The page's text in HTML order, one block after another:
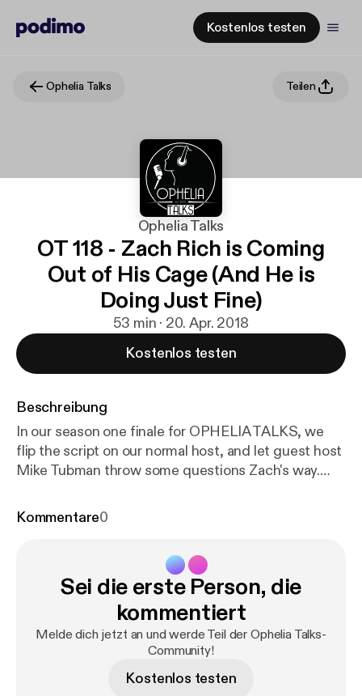
Kostenlos testen
Ophelia Talks Teilen
Ophelia Talks
OT 118 - Zach Rich is Coming
Out of His Cage (And He is
Doing Just Fine)
53 min · 20. Apr. 2018
Kostenlos testen
Beschreibung
In our season one finale for OPHELIA TALKS, we
flip the script on our normal host, and let guest host
Mike Tubman throw some questions Zach's way.
feel over the past season. The pair discuss some of
stems from, and the process of reinventing yourself
in your late twenties. Intro / Outro Music -
"Welcome to Enjoy (Instrumental)" by Freen in
Green - freeningreen.bandcamp.com
Kommentare0
Sei die erste Person, die
kommentiert
Melde dich jetzt an und werde Teil der Ophelia Talks-
Community!
Kostenlos testen